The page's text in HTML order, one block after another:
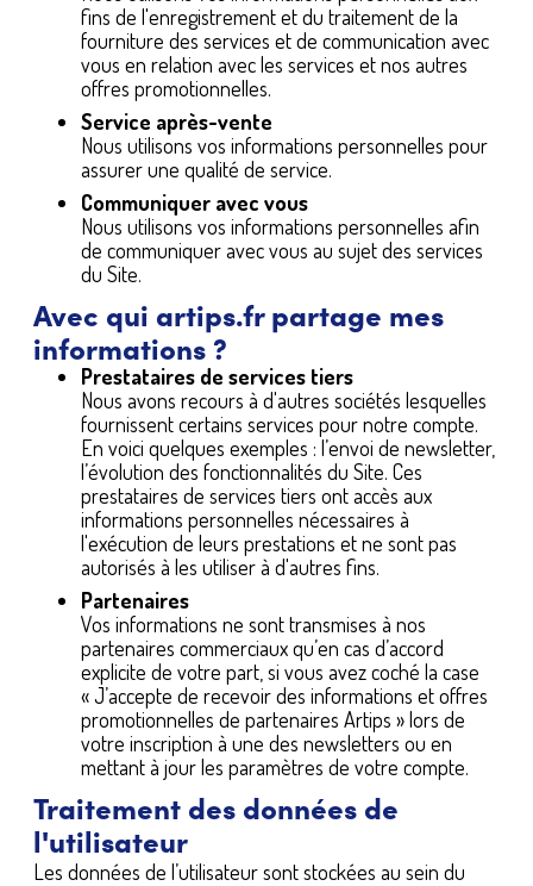
fins de l'enregistrement et du traitement de la
fourniture des services et de communication avec
vous en relation avec les services et nos autres
offres promotionnelles.
Service après-vente
Nous utilisons vos informations personnelles pour
assurer une qualité de service.
Communiquer avec vous
Nous utilisons vos informations personnelles afin
de communiquer avec vous au sujet des services
du Site.
Avec qui artips.fr partage mes
informations ?
Prestataires de services tiers
Nous avons recours à d'autres sociétés lesquelles
fournissent certains services pour notre compte.
En voici quelques exemples : l’envoi de newsletter,
l’évolution des fonctionnalités du Site. Ces
prestataires de services tiers ont accès aux
informations personnelles nécessaires à
l'exécution de leurs prestations et ne sont pas
autorisés à les utiliser à d'autres fins.
Partenaires
Vos informations ne sont transmises à nos
partenaires commerciaux qu’en cas d’accord
explicite de votre part, si vous avez coché la case
« J’accepte de recevoir des informations et offres
promotionnelles de partenaires Artips » lors de
votre inscription à une des newsletters ou en
mettant à jour les paramètres de votre compte.
Traitement des données de
l'utilisateur
Les données de l’utilisateur sont stockées au sein du